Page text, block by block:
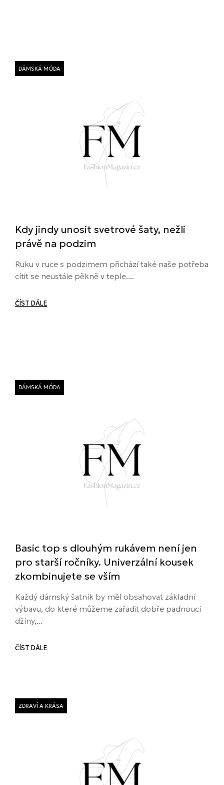
DÁMSKÁ MÓDA
Kdy jindy unosit svetrové šaty, nežli
právě na podzim
Ruku v ruce s podzimem přichází také naše potřeba
cítit se neustále pěkně v teple....
ČÍST DÁLE
DÁMSKÁ MÓDA
Basic top s dlouhým rukávem není jen
pro starší ročníky. Univerzální kousek
zkombinujete se vším
Každý dámský šatník by měl obsahovat základní
výbavu, do které můžeme zařadit dobře padnoucí
džíny,...
ČÍST DÁLE
ZDRAVÍ A KRÁSA